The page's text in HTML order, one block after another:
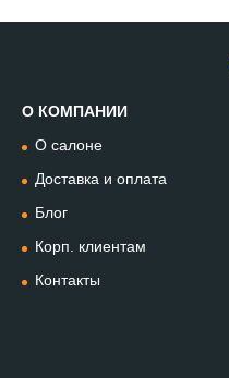
О КОМПАНИИ
О салоне
Доставка и оплата
Блог
Корп. клиентам
Контакты